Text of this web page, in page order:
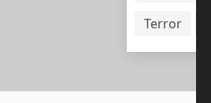
Terror